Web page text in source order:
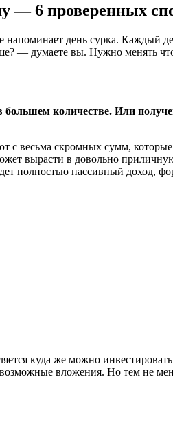
— 6 проверенных
напоминает день сурка.
— думаете вы. Нужно менять
количестве. Или
скромных сумм, которые
вырасти в довольно
полностью пассивный доход,
куда же можно
вложения. Но тем не